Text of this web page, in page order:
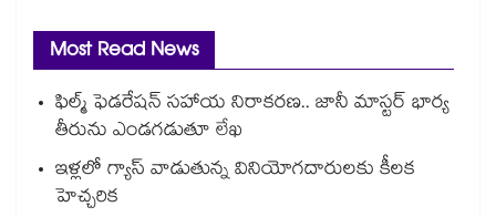
Most Read News
ఫిల్మ్ ఫెడరేషన్ సహాయ నిరాకరణ.. జానీ మాస్టర్ భార్య
తీరును ఎండగడుతూ లేఖ
ఇళ్లలో గ్యాస్ వాడుతున్న వినియోగదారులకు కీలక
హెచ్చరిక